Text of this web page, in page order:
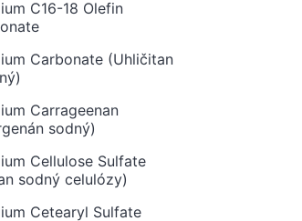
C16-18 Olefin
Carbonate (Uhličitan
Carrageenan
sodný)
Cellulose Sulfate
sodný celulózy)
Cetearyl Sulfate